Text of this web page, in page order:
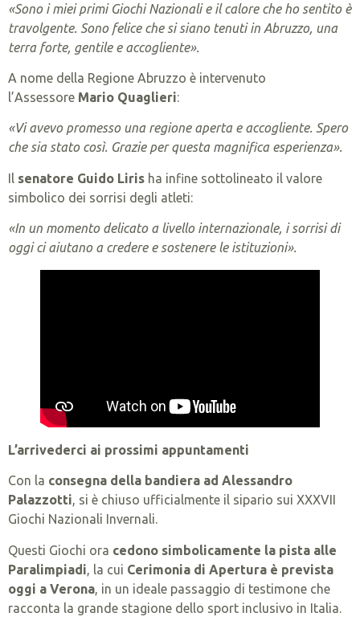
«Sono i miei primi Giochi Nazionali e il calore che ho sentito è
travolgente. Sono felice che si siano tenuti in Abruzzo, una
terra forte, gentile e accogliente».
A nome della Regione Abruzzo è intervenuto
l’Assessore Mario Quaglieri:
«Vi avevo promesso una regione aperta e accogliente. Spero
che sia stato così. Grazie per questa magnifica esperienza».
Il senatore Guido Liris ha infine sottolineato il valore
simbolico dei sorrisi degli atleti:
«In un momento delicato a livello internazionale, i sorrisi di
oggi ci aiutano a credere e sostenere le istituzioni».
L’arrivederci ai prossimi appuntamenti
Con la consegna della bandiera ad Alessandro
Palazzotti, si è chiuso ufficialmente il sipario sui XXXVII
Giochi Nazionali Invernali.
Questi Giochi ora cedono simbolicamente la pista alle
Paralimpiadi, la cui Cerimonia di Apertura è prevista
oggi a Verona, in un ideale passaggio di testimone che
racconta la grande stagione dello sport inclusivo in Italia.